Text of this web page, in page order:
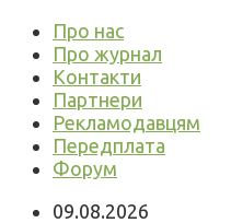
Про нас
Про журнал
Контакти
Партнери
Рекламодавцям
Передплата
Форум
09.08.2026